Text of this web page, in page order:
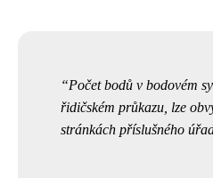
Počet bodů v bodovém
řidičském průkazu, lze
stránkách příslušného